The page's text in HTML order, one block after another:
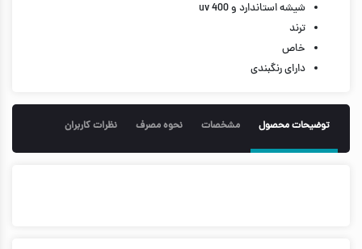
شیشه استاندارد و uv 400
ترند
خاص
دارای رنگبندی
توضیحات محصول مشخصات نحوه مصرف نظرات کاربران